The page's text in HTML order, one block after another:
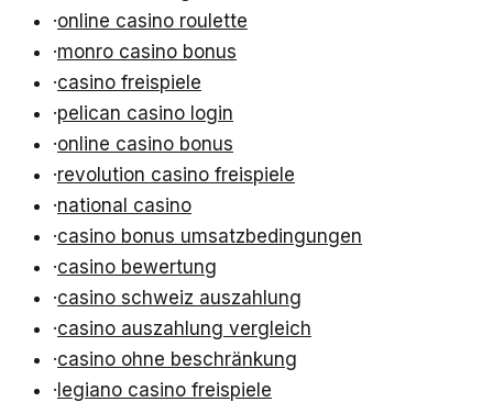
·online casino roulette
·monro casino bonus
·casino freispiele
·pelican casino login
·online casino bonus
·revolution casino freispiele
·national casino
·casino bonus umsatzbedingungen
·casino bewertung
·casino schweiz auszahlung
·casino auszahlung vergleich
·casino ohne beschränkung
· legiano casino freispiele